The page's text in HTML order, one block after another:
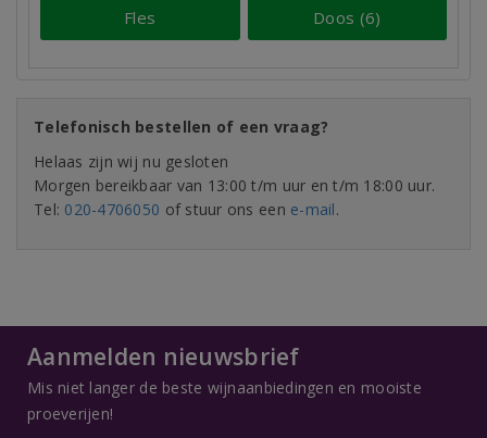
Fles Doos (6)
Telefonisch bestellen of een vraag?
Helaas zijn wij nu gesloten
Morgen bereikbaar van 13:00 t/m uur en t/m 18:00 uur.
Tel: 020-4706050 of stuur ons een e-mail.
Aanmelden nieuwsbrief
Mis niet langer de beste wijnaanbiedingen en mooiste
proeverijen!